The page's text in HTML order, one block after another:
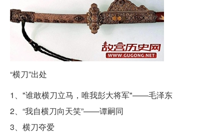
“横刀”出处
1、"谁敢横刀立马，唯我彭大将军"——毛泽东
2、“我自横刀向天笑”——谭嗣同
3、横刀夺爱